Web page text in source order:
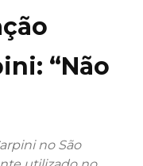
“Não
no São